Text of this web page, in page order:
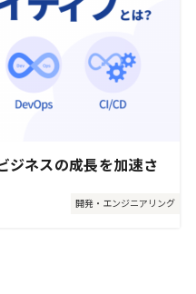
開発・エンジニアリング
ジネスの成長を加速さ